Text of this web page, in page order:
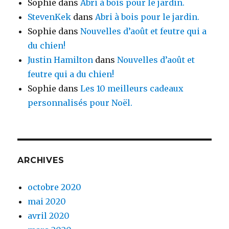
Sophie dans Abri à bois pour le jardin.
StevenKek dans Abri à bois pour le jardin.
Sophie dansNouvelles d’août et feutre qui a
du chien!
Justin Hamilton dansNouvelles d’août et
feutre qui a du chien!
Sophie dansLes 10 meilleurs cadeaux
personnalisés pour Noël.
ARCHIVES
octobre 2020
mai 2020
avril 2020